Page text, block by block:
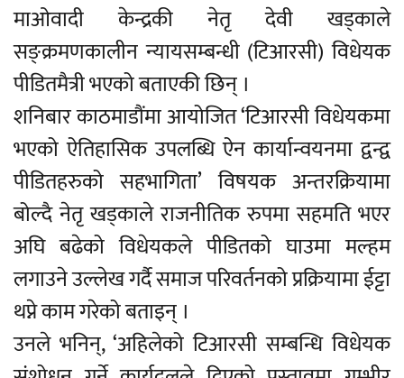
माओवादी केन्द्रकी नेतृ देवी खड्काले
सङ्क्रमणकालीन न्यायसम्बन्धी (टिआरसी) विधेयक
पीडितमैत्री भएको बताएकी छिन् ।
शनिबार काठमाडौंमा आयोजित ‘टिआरसी विधेयकमा
भएको ऐतिहासिक उपलब्धि ऐन कार्यान्वयनमा द्वन्द्व
पीडितहरुको सहभागिता’ विषयक अन्तरक्रियामा
बोल्दै नेतृ खड्काले राजनीतिक रुपमा सहमति भएर
अघि बढेको विधेयकले पीडितको घाउमा मल्हम
लगाउने उल्लेख गर्दै समाज परिवर्तनको प्रक्रियामा ईट्टा
थप्ने काम गरेको बताइन् ।
उनले भनिन्, ‘अहिलेको टिआरसी सम्बन्धि विधेयक